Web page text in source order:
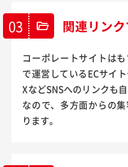
03 folder_open 関連リン
コーポレートサイトは
で運営しているECサイト
XなどSNSへのリンクも
なので、多方面からの
ります。